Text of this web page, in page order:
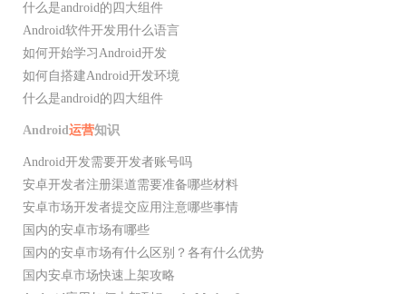
什么是android的四大组件
Android软件开发用什么语言
如何开始学习Android开发
如何自搭建Android开发环境
什么是android的四大组件
Android运营知识
Android开发需要开发者账号吗
安卓开发者注册渠道需要准备哪些材料
安卓市场开发者提交应用注意哪些事情
国内的安卓市场有哪些
国内的安卓市场有什么区别？各有什么优势
国内安卓市场快速上架攻略